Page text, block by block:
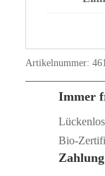
Artikelnummer:
Immer
Zahlung